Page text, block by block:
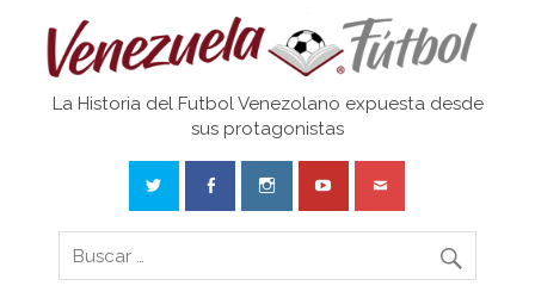
Venezuela
La Historia del Futbol Venezolano expuesta desde
sus protagonistas